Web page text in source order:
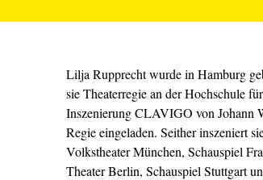
Lilja Rupprecht wurde in Hamburg
sie Theaterregie an der Hochschule
Inszenierung CLAVIGO von Johann
Regie eingeladen. Seither inszeniert
Volkstheater München, Schauspiel
Theater Berlin, Schauspiel Stuttgart